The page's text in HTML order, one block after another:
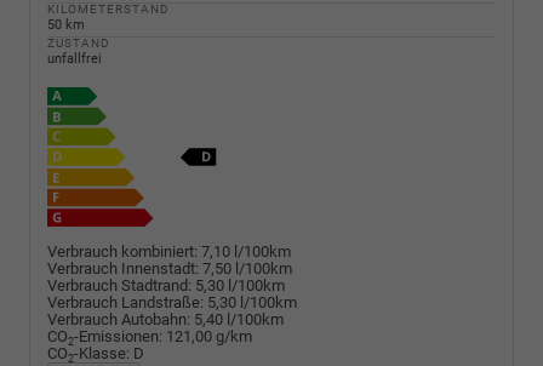
KILOMETERSTAND
50 km
ZUSTAND
unfallfrei
Verbrauch kombiniert: 7,10 l/100km
Verbrauch Innenstadt: 7,50 l/100km
Verbrauch Stadtrand: 5,30 l/100km
Verbrauch Landstraße: 5,30 l/100km
Verbrauch Autobahn: 5,40 l/100km
CO2-Emissionen: 121,00 g/km
CO2-Klasse: D